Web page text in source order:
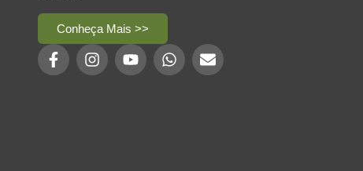
Conheça Mais >>